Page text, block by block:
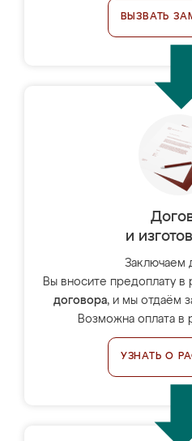
ВЫЗВАТЬ
и
Заключаем
Вы вносите предоплату в
договора, и мы отдаём
Возможна оплата в
УЗНАТЬ О